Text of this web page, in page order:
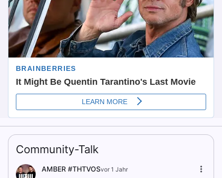
Community-Talk
AMBER #THTVOSvor 1 Jahr